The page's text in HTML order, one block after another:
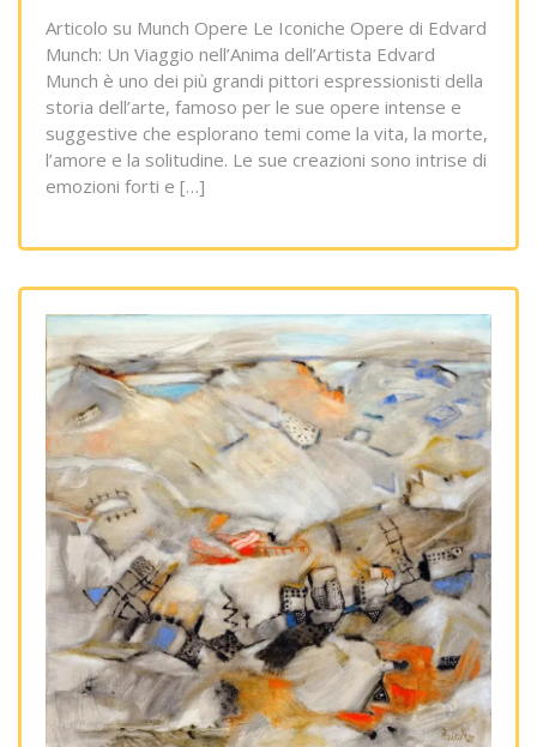
Articolo su Munch Opere Le Iconiche Opere di Edvard
Munch: Un Viaggio nell’Anima dell’Artista Edvard
Munch è uno dei più grandi pittori espressionisti della
storia dell’arte, famoso per le sue opere intense e
suggestive che esplorano temi come la vita, la morte,
l’amore e la solitudine. Le sue creazioni sono intrise di
emozioni forti e […]